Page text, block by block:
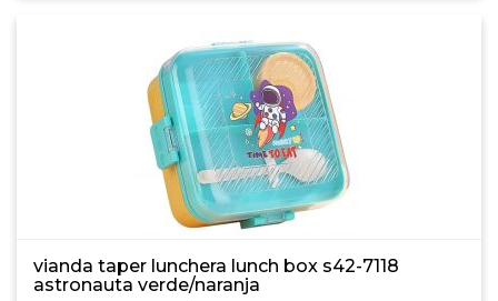
vianda taper lunchera lunch box s42-7118
astronauta verde/naranja